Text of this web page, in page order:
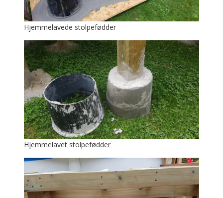
Hjemmelavede stolpefødder
Hjemmelavet stolpefødder